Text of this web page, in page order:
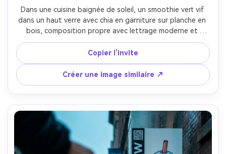
Dans une cuisine baignée de soleil, un smoothie vert vif
dans un haut verre avec chia en garniture sur planche en
bois, composition propre avec lettrage moderne et
petite zone ingrédients, lumière du matin douce et
ombres délicates, Canon EOS R6 Mark II, 35mm, légère
contre-plongée pour un effet iconique, humeur santé
lumineuse, reflets réalistes, clarté prête à imprimer, haute
résolution --ar 4:5
Copier l’invite
Créer une image similaire ↗